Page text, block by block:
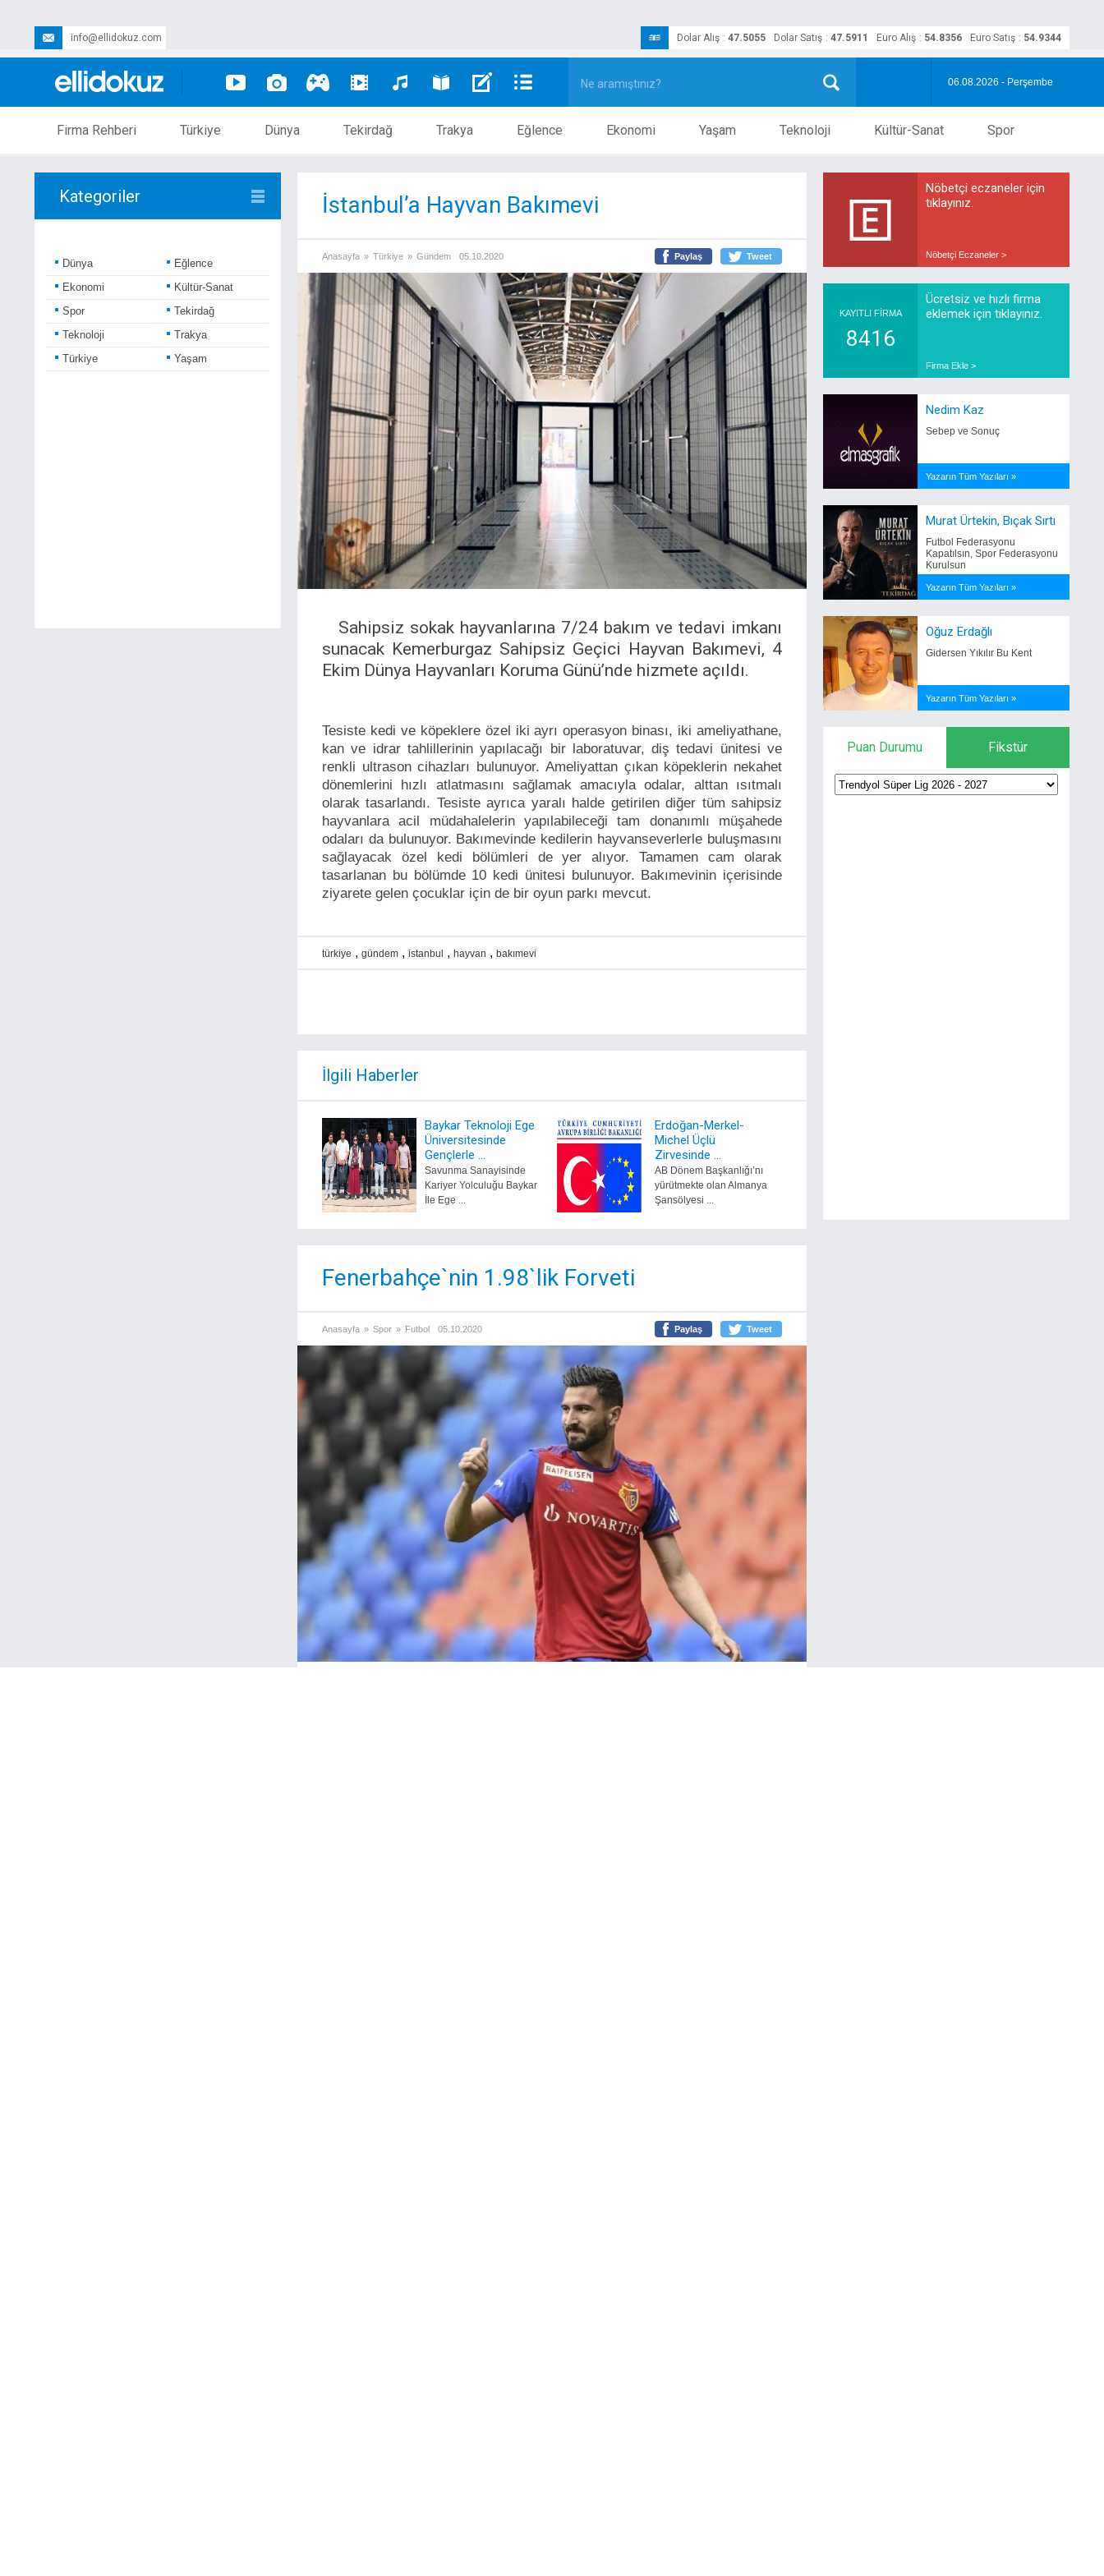
info@ellidokuz.com Dolar Alış : 47.5055 Dolar Satış : 47.5911 Euro Alış : 54.8356 Euro Satış : 54.9344
06.08.2026 - Perşembe
Firma Rehberi Türkiye Dünya Tekirdağ Trakya Eğlence Ekonomi Yaşam Teknoloji Kültür-Sanat Spor
Kategoriler
Dünya
Eğlence
Ekonomi
Kültür-Sanat
Spor
Tekirdağ
Teknoloji
Trakya
Türkiye
Yaşam
İstanbul’a Hayvan Bakımevi
Anasayfa » Türkiye » Gündem 05.10.2020 Paylaş Tweet
Sahipsiz sokak hayvanlarına 7/24 bakım ve tedavi imkanı
sunacak Kemerburgaz Sahipsiz Geçici Hayvan Bakımevi, 4
Ekim Dünya Hayvanları Koruma Günü’nde hizmete açıldı.
Tesiste kedi ve köpeklere özel iki ayrı operasyon binası, iki ameliyathane,
kan ve idrar tahlillerinin yapılacağı bir laboratuvar, diş tedavi ünitesi ve
renkli ultrason cihazları bulunuyor. Ameliyattan çıkan köpeklerin nekahet
dönemlerini hızlı atlatmasını sağlamak amacıyla odalar, alttan ısıtmalı
olarak tasarlandı. Tesiste ayrıca yaralı halde getirilen diğer tüm sahipsiz
hayvanlara acil müdahalelerin yapılabileceği tam donanımlı müşahede
odaları da bulunuyor. Bakımevinde kedilerin hayvanseverlerle buluşmasını
sağlayacak özel kedi bölümleri de yer alıyor. Tamamen cam olarak
tasarlanan bu bölümde 10 kedi ünitesi bulunuyor. Bakımevinin içerisinde
ziyarete gelen çocuklar için de bir oyun parkı mevcut.
türkiye , gündem , istanbul , hayvan , bakımevi
İlgili Haberler
Baykar Teknoloji Ege
Üniversitesinde
Gençlerle ...
Savunma Sanayisinde
Kariyer Yolculuğu Baykar
İle Ege ...
Erdoğan-Merkel-
Michel Üçlü
Zirvesinde ...
AB Dönem Başkanlığı’nı
yürütmekte olan Almanya
Şansölyesi ...
Fenerbahçe`nin 1.98`lik Forveti
Anasayfa » Spor » Futbol 05.10.2020 Paylaş Tweet
Nöbetçi eczaneler için
tıklayınız.
Nöbetçi Eczaneler >
KAYITLI FİRMA
8416
Ücretsiz ve hızlı firma
eklemek için tıklayınız.
Firma Ekle >
Nedim Kaz
Sebep ve Sonuç
Yazarın Tüm Yazıları »
Murat Ürtekin, Bıçak Sırtı
Futbol Federasyonu
Kapatılsın, Spor Federasyonu
Kurulsun
Yazarın Tüm Yazıları »
Oğuz Erdağlı
Gidersen Yıkılır Bu Kent
Yazarın Tüm Yazıları »
Puan Durumu Fikstür